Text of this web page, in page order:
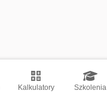
Kalkulatory Szkolenia